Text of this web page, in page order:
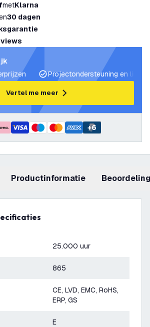
metKlarna
30 dagen
Projectondersteuning en
Vertel me meer
+6
productinformatie
25.000 uur
865
CE, LVD, EMC, RoHS,
ERP, GS
E